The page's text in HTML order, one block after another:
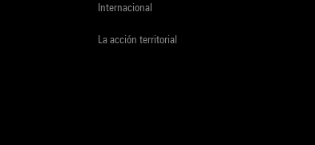
Internacional
La acción territorial